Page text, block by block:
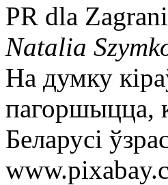
PR dla
Natalia
На думку
пагоршыцца,
Беларусі